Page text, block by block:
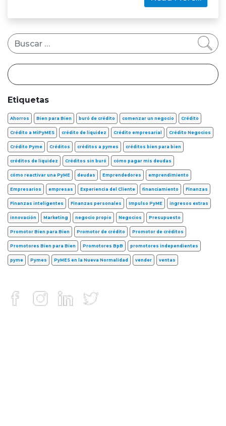
Buscar
Etiquetas
Ahorros Bien para Bien buró de crédito comenzar un negocio Crédito
Crédito a MiPyMES crédito de liquidez Crédito empresarial Crédito Negocios
Crédito Pyme Créditos créditos a pymes créditos bien para bien
créditos de liquidez Créditos sin buró cómo pagar mis deudas
cómo reactivar una PyME deudas Emprendedores emprendimiento
Empresarios empresas Experiencia del Cliente financiamiento Finanzas
Finanzas inteligentes Finanzas personales Impulso PyME ingresos extras
innovación Marketing negocio propio Negocios Presupuesto
Promotor Bien para Bien Promotor de crédito Promotor de créditos
Promotores Bien para Bien Promotores BpB promotores independientes
pyme Pymes PyMES en la Nueva Normalidad vender ventas